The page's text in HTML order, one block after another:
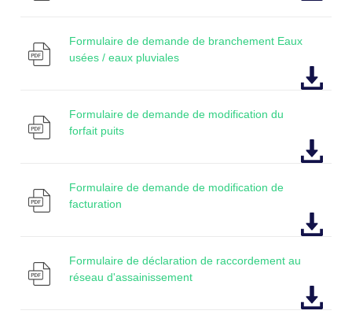
Formulaire de demande de branchement Eaux
usées / eaux pluviales
Formulaire de demande de modification du
forfait puits
Formulaire de demande de modification de
facturation
Formulaire de déclaration de raccordement au
réseau d'assainissement